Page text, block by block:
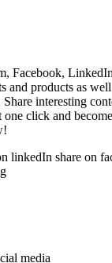
Facebook,
and products as
interesting
click and
linkedIn share on
media